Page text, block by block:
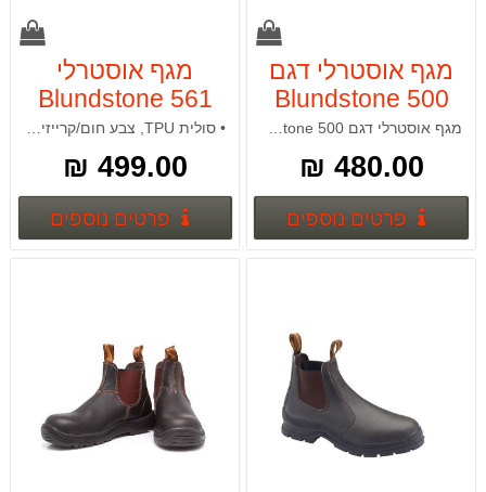
מגף אוסטרלי דגם
Blundstone 500
480.00 ₪
פרטים נוספיםפרטים נוספים
מגף אוסטרלי
Blundstone 561
499.00 ₪
פרטים נוספים